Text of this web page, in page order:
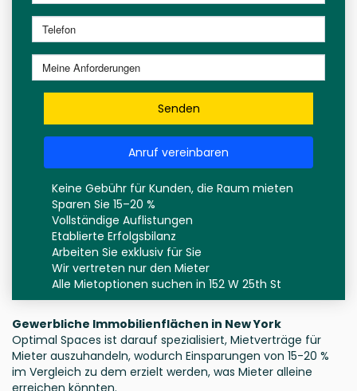
Senden
Anruf vereinbaren
Keine Gebühr für Kunden, die Raum mieten
Sparen Sie 15–20 %
Vollständige Auflistungen
Etablierte Erfolgsbilanz
Arbeiten Sie exklusiv für Sie
Wir vertreten nur den Mieter
Alle Mietoptionen suchen in 152 W 25th St
Gewerbliche Immobilienflächen in New York
Optimal Spaces ist darauf spezialisiert, Mietverträge für
Mieter auszuhandeln, wodurch Einsparungen von 15-20 %
im Vergleich zu dem erzielt werden, was Mieter alleine